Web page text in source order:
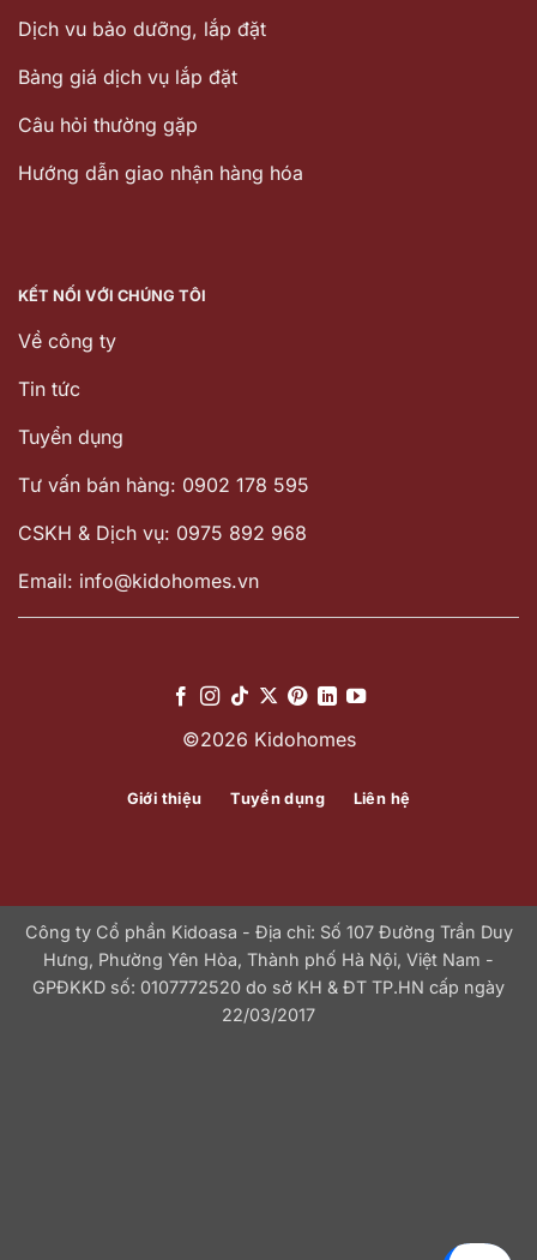
Dịch vu bảo dưỡng, lắp đặt
Bảng giá dịch vụ lắp đặt
Câu hỏi thường gặp
Hướng dẫn giao nhận hàng hóa
KẾT NỐI VỚI CHÚNG TÔI
Về công ty
Tin tức
Tuyển dụng
Tư vấn bán hàng: 0902 178 595
CSKH & Dịch vụ: 0975 892 968
Email: info@kidohomes.vn
©2026 Kidohomes
Giới thiệu Tuyển dụng Liên hệ
Công ty Cổ phần Kidoasa - Địa chỉ: Số 107 Đường Trần Duy
Hưng, Phường Yên Hòa, Thành phố Hà Nội, Việt Nam -
GPĐKKD số: 0107772520 do sở KH & ĐT TP.HN cấp ngày
22/03/2017